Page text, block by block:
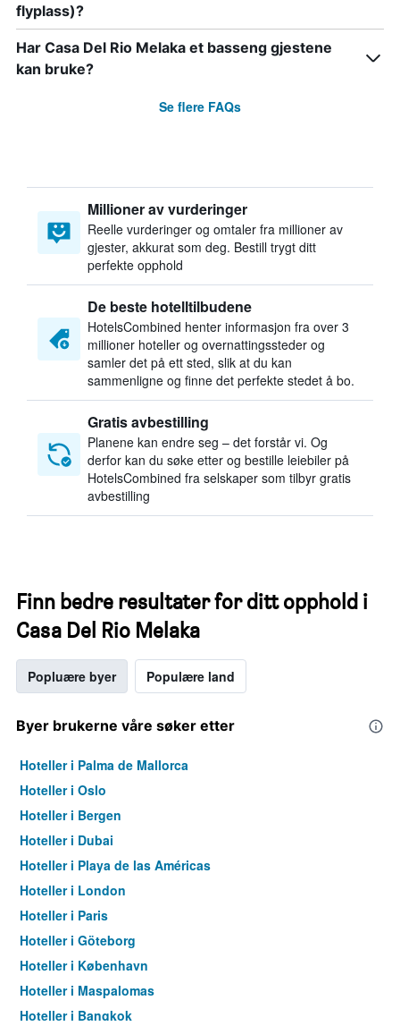
flyplass)?
Har Casa Del Rio Melaka et basseng gjestene
kan bruke?
Se flere FAQs
Millioner av vurderinger
Reelle vurderinger og omtaler fra millioner av
gjester, akkurat som deg. Bestill trygt ditt
perfekte opphold
De beste hotelltilbudene
HotelsCombined henter informasjon fra over 3
millioner hoteller og overnattingssteder og
samler det på ett sted, slik at du kan
sammenligne og finne det perfekte stedet å bo.
Gratis avbestilling
Planene kan endre seg – det forstår vi. Og
derfor kan du søke etter og bestille leiebiler på
HotelsCombined fra selskaper som tilbyr gratis
avbestilling
Finn bedre resultater for ditt opphold i
Casa Del Rio Melaka
Popluære byer Populære land
Byer brukerne våre søker etter
Hoteller i Palma de Mallorca
Hoteller i Oslo
Hoteller i Bergen
Hoteller i Dubai
Hoteller i Playa de las Américas
Hoteller i London
Hoteller i Paris
Hoteller i Göteborg
Hoteller i København
Hoteller i Maspalomas
Hoteller i Bangkok